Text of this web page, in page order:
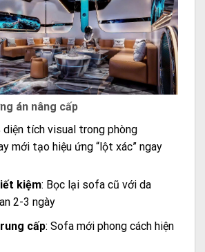
án nâng cấp
diện tích visual trong phòng
mới tạo hiệu ứng “lột xác” ngay
kiệm: Bọc lại sofa cũ với da
2-3 ngày
cấp: Sofa mới phong cách hiện